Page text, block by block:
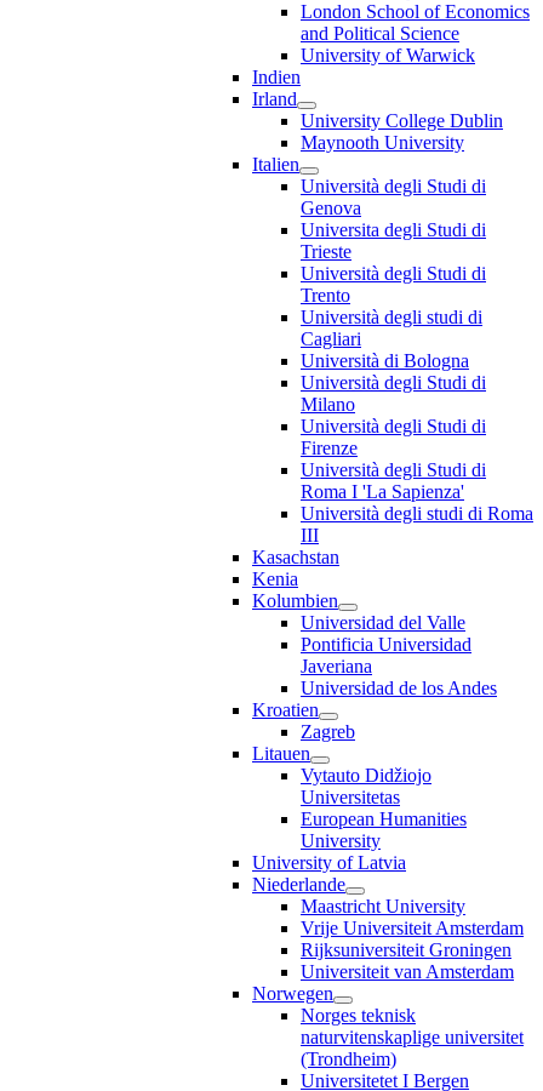
London School of Economics
and Political Science
University of Warwick
Indien
Irland
University College Dublin
Maynooth University
Italien
Università degli Studi di
Genova
Universita degli Studi di
Trieste
Università degli Studi di
Trento
Università degli studi di
Cagliari
Università di Bologna
Università degli Studi di
Milano
Università degli Studi di
Firenze
Università degli Studi di
Roma I 'La Sapienza'
Università degli studi di Roma
III
Kasachstan
Kenia
Kolumbien
Universidad del Valle
Pontificia Universidad
Javeriana
Universidad de los Andes
Kroatien
Zagreb
Litauen
Vytauto Didžiojo
Universitetas
European Humanities
University
University of Latvia
Niederlande
Maastricht University
Vrije Universiteit Amsterdam
Rijksuniversiteit Groningen
Universiteit van Amsterdam
Norwegen
Norges teknisk
naturvitenskaplige universitet
(Trondheim)
Universitetet I Bergen